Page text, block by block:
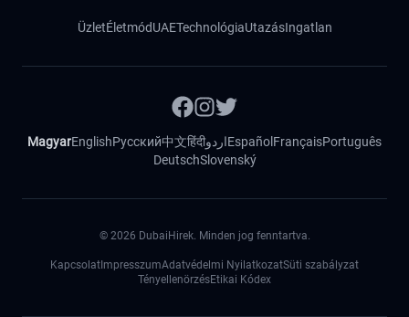
ÜzletÉletmódUAETechnológiaUtazásIngatlan
MagyarEnglishРусский中文हिंदीاردوEspañol FrançaisPortuguês
DeutschSlovenský
© 2026 DubaiHirek. Minden jog fenntartva.
Kapcsolat ImpresszumAdatvédelmi NyilatkozatSüti szabályzat
TényellenörzésEtikai Kódex